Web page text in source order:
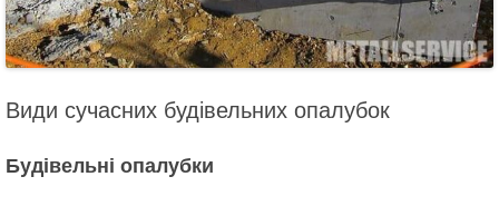
Види сучасних будівельних опалубок
Будівельні опалубки